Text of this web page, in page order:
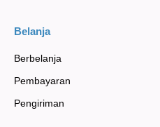
Belanja
Berbelanja
Pembayaran
Pengiriman